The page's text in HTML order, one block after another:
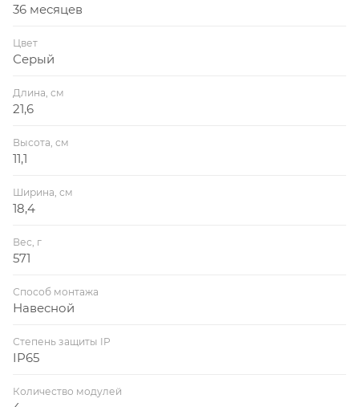
36 месяцев
Цвет
Серый
Длина, см
21,6
Высота, см
11,1
Ширина, см
18,4
Вес, г
571
Способ монтажа
Навесной
Степень защиты IP
IP65
Количество модулей